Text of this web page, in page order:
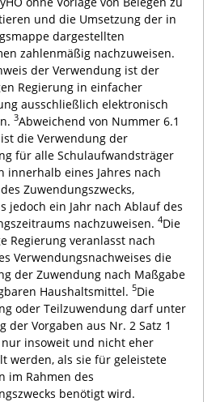
und die Umsetzung der in
dargestellten
zahlenmäßig nachzuweisen.
der Verwendung ist der
Regierung in einfacher
ausschließlich elektronisch
3Abweichend von Nummer 6.1
ist die Verwendung der
für alle Schulaufwandsträger
innerhalb eines Jahres nach
Zuwendungszwecks,
jedoch ein Jahr nach Ablauf des
nachzuweisen. 4Die
Regierung veranlasst nach
Verwendungsnachweises die
der Zuwendung nach Maßgabe
Haushaltsmittel. 5Die
oder Teilzuwendung darf unter
der Vorgaben aus Nr. 2 Satz 1
nur insoweit und nicht eher
werden, als sie für geleistete
im Rahmen des
benötigt wird.